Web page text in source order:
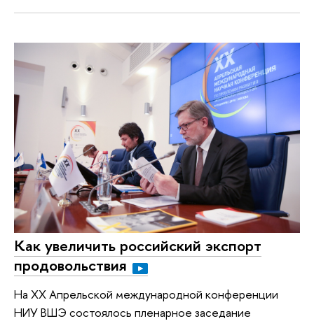
Как увеличить российский экспорт
продовольствия
На XX Апрельской международной конференции
НИУ ВШЭ состоялось пленарное заседание